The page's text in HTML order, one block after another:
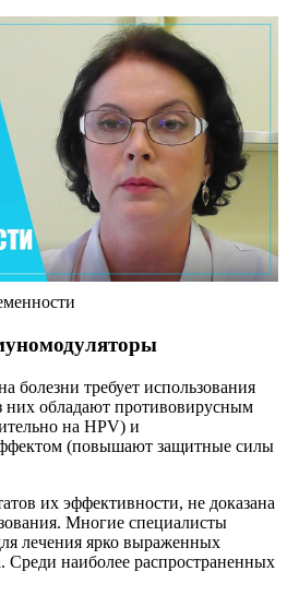
болезни требует использования
них обладают противовирусным
на HPV) и
(повышают защитные силы
их эффективности, не доказана
Многие специалисты
лечения ярко выраженных
Среди наиболее распространенных